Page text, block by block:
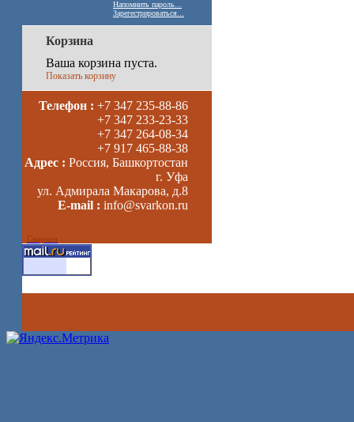
Напомнить пароль...
Зарегестрироваться...
Корзина
Ваша корзина пуста.
Показать корзину
Телефон : +7 347 235-88-86
+7 347 233-23-33
+7 347 264-08-34
+7 917 465-88-38
Адрес : Россия, Башкортостан
г. Уфа
ул. Адмирала Макарова, д.8
E-mail : info@svarkon.ru
Сваркон